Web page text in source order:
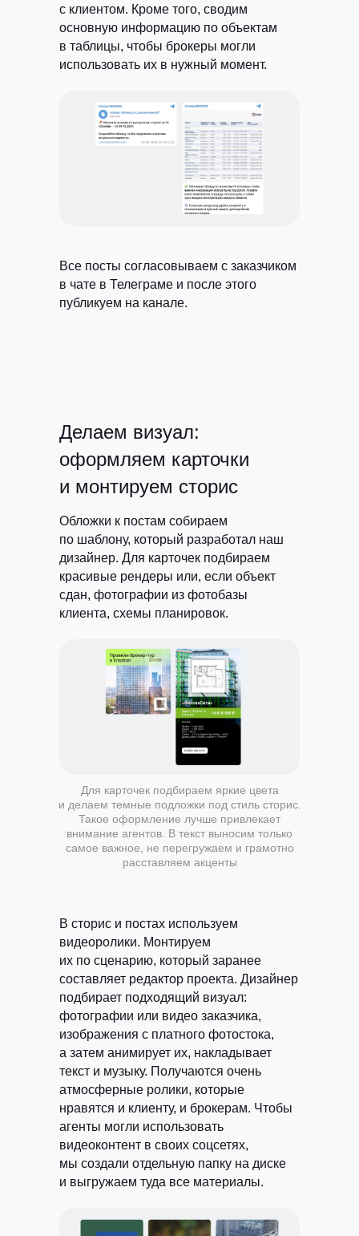
с клиентом. Кроме того, сводим
основную информацию по объектам
в таблицы, чтобы брокеры могли
использовать их в нужный момент.
Все посты согласовываем с заказчиком
в чате в Телеграме и после этого
публикуем на канале.
Делаем визуал:
оформляем карточки
и монтируем сторис
Обложки к постам собираем
по шаблону, который разработал наш
дизайнер. Для карточек подбираем
красивые рендеры или, если объект
сдан, фотографии из фотобазы
клиента, схемы планировок.
Для карточек подбираем яркие цвета
и делаем темные подложки под стиль сторис.
Такое оформление лучше привлекает
внимание агентов. В текст выносим только
самое важное, не перегружаем и грамотно
расставляем акценты
В сторис и постах используем
видеоролики. Монтируем
их по сценарию, который заранее
составляет редактор проекта. Дизайнер
подбирает подходящий визуал:
фотографии или видео заказчика,
изображения с платного фотостока,
а затем анимирует их, накладывает
текст и музыку. Получаются очень
атмосферные ролики, которые
нравятся и клиенту, и брокерам. Чтобы
агенты могли использовать
видеоконтент в своих соцсетях,
мы создали отдельную папку на диске
и выгружаем туда все материалы.
HELLO@RYBA.TEAM
в соответствиис политикой
конфиденциальности